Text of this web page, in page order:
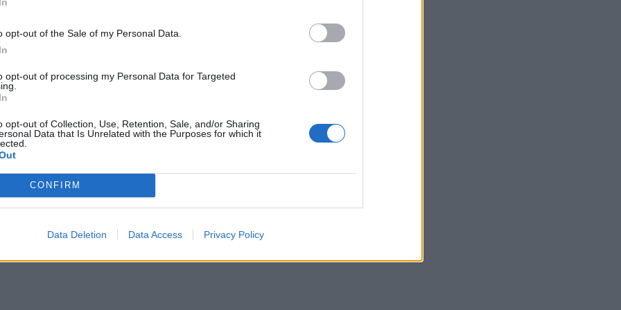
opt-out of the Sale of my Personal Data.
opt-out of processing my Personal Data for Targeted
opt-out of Collection, Use, Retention, Sale, and/or Sharing
Data that Is Unrelated with the Purposes for which it
CONFIRM
Data Deletion Data Access Privacy Policy
αναρωτηθήκαμε γιατί δεν το’ χαμε κάνει πιο
πως θα το επαναλάβουμε σύντομα-έρχεται
βέβαια, καθένας να φέρει την δική του αρίδα.
για να απλώσετε στην μέση και να βάλετε